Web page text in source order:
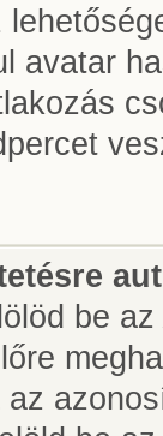
avatar
be az